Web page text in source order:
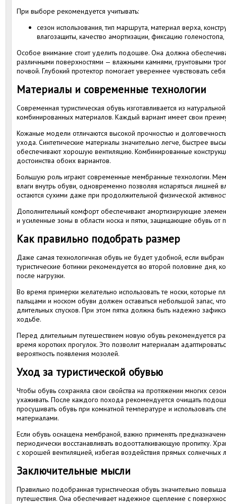
При выборе рекомендуется учитывать:
сезон использования, тип маршрута, материал верха,
влагозащиты, качество амортизации, фиксацию
Особое внимание стоит уделить подошве. Она должна
различными поверхностями — влажными камнями, грунтовыми
почвой. Глубокий протектор помогает увереннее чувствовать
Материалы и современные технологии
Современная туристическая обувь изготавливается из
комбинированных материалов. Каждый вариант имеет свои
Кожаные модели отличаются высокой прочностью и
ухода. Синтетические материалы значительно легче, быстрее
обеспечивают хорошую вентиляцию. Комбинированные
достоинства обоих вариантов.
Большую роль играют современные мембранные технологии.
влаги внутрь обуви, одновременно позволяя испаряться лишней
остаются сухими даже при продолжительной физической
Дополнительный комфорт обеспечивают амортизирующие
и усиленные зоны в области носка и пятки, защищающие обувь от
Как правильно подобрать размер
Даже самая технологичная обувь не будет удобной, если
туристические ботинки рекомендуется во второй половине дня,
после нагрузки.
Во время примерки желательно использовать те носки, которые
пальцами и носком обуви должен оставаться небольшой запас,
длительных спусков. При этом пятка должна быть надежно
ходьбе.
Перед длительным путешествием новую обувь рекомендуется
время коротких прогулок. Это позволит материалам
вероятность появления мозолей.
Уход за туристической обувью
Чтобы обувь сохраняла свои свойства на протяжении многих
ухаживать. После каждого похода рекомендуется очищать
просушивать обувь при комнатной температуре и использовать
материалами.
Если обувь оснащена мембраной, важно применять
периодически восстанавливать водоотталкивающую пропитку.
с хорошей вентиляцией, избегая воздействия прямых солнечных
Заключительные мысли
Правильно подобранная туристическая обувь значительно
путешествия. Она обеспечивает надежное сцепление с